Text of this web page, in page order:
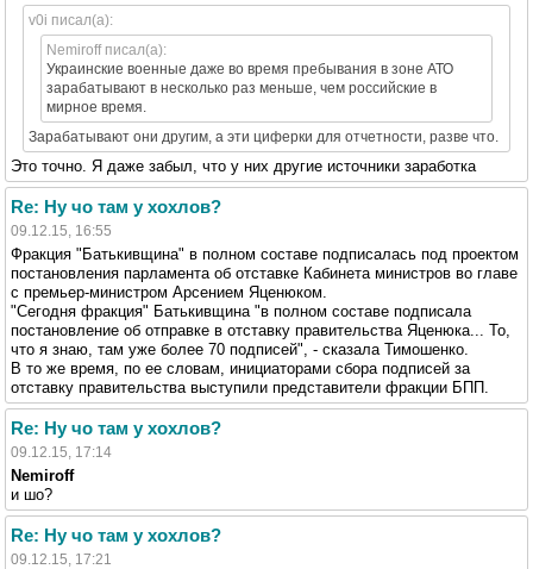
v0i писал(а):
Nemiroff писал(а):
Украинские военные даже во время пребывания в зоне АТО
зарабатывают в несколько раз меньше, чем российские в
мирное время.
Зарабатывают они другим, а эти циферки для отчетности, разве что.
Это точно. Я даже забыл, что у них другие источники заработка
Re: Ну чо там у хохлов?
09.12.15, 16:55
Фракция "Батькивщина" в полном составе подписалась под проектом
постановления парламента об отставке Кабинета министров во главе
с премьер-министром Арсением Яценюком.
"Сегодня фракция" Батькивщина "в полном составе подписала
постановление об отправке в отставку правительства Яценюка... То,
что я знаю, там уже более 70 подписей", - сказала Тимошенко.
В то же время, по ее словам, инициаторами сбора подписей за
отставку правительства выступили представители фракции БПП.
Re: Ну чо там у хохлов?
09.12.15, 17:14
Nemiroff
и шо?
Re: Ну чо там у хохлов?
09.12.15, 17:21